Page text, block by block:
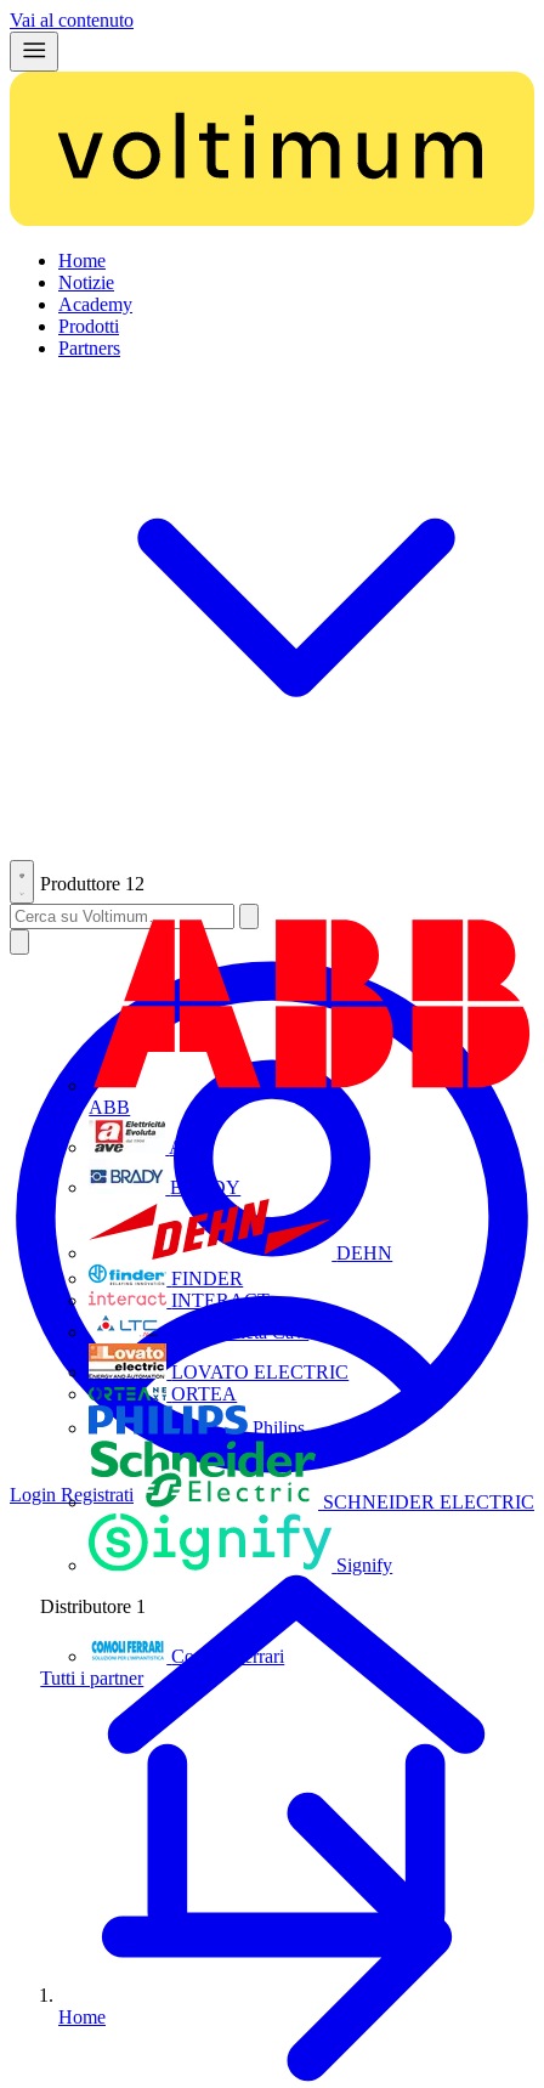
Vai al contenuto
Home
Notizie
Academy
Prodotti
Partners
Produttore 12
ABB
AVE
BRADY
DEHN
FINDER
INTERACT
La Triveneta Cavi
LOVATO ELECTRIC
ORTEA
Philips
SCHNEIDER ELECTRIC
Signify
Distributore 1
Comoli Ferrari
Tutti i partner
Login Registrati
Home